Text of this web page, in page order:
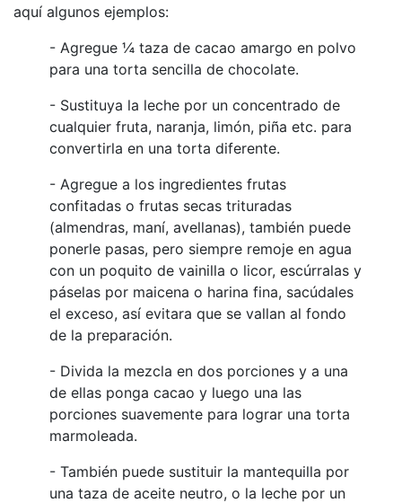
aquí algunos ejemplos:
- Agregue ¼ taza de cacao amargo en polvo
para una torta sencilla de chocolate.
- Sustituya la leche por un concentrado de
cualquier fruta, naranja, limón, piña etc. para
convertirla en una torta diferente.
- Agregue a los ingredientes frutas
confitadas o frutas secas trituradas
(almendras, maní, avellanas), también puede
ponerle pasas, pero siempre remoje en agua
con un poquito de vainilla o licor, escúrralas y
páselas por maicena o harina fina, sacúdales
el exceso, así evitara que se vallan al fondo
de la preparación.
- Divida la mezcla en dos porciones y a una
de ellas ponga cacao y luego una las
porciones suavemente para lograr una torta
marmoleada.
- También puede sustituir la mantequilla por
una taza de aceite neutro, o la leche por un